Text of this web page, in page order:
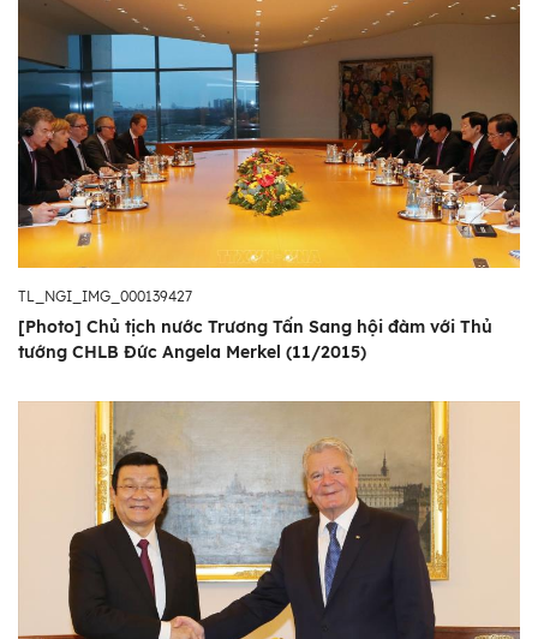
TL_NGI_IMG_000139427
[Photo] Chủ tịch nước Trương Tấn Sang hội đàm với Thủ
tướng CHLB Đức Angela Merkel (11/2015)